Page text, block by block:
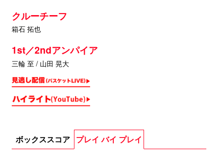
クルーチーフ
箱石 拓也
1st／2ndアンパイア
三輪 至 / 山田 晃大
ボックススコア プレイ バイ プレイ